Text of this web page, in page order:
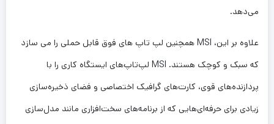
می‌دهد.
علاوه بر این، MSI همچنین لپ تاپ های فوق قابل حملی را می سازد
که سبک و کوچک هستند. MSI لپ‌تاپ‌های ایستگاه کاری را با
پردازنده‌های قوی، کارت‌های گرافیک اختصاصی و فضای ذخیره‌سازی
زیادی برای حرفه‌ای‌هایی که از برنامه‌های سخت‌افزاری مانند مدل‌سازی